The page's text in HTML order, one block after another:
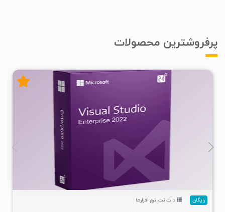
پرفروشترین محصولات
۲
رایگان دات نت, نرم افزارها